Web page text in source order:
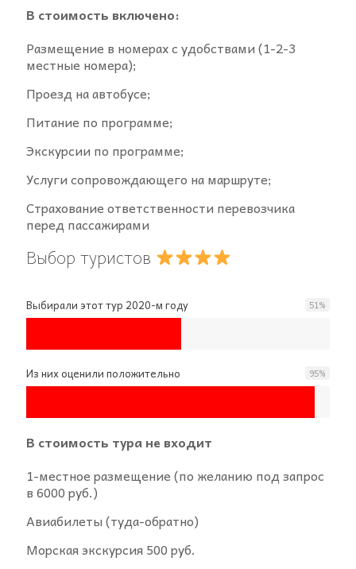
В стоимость включено:
Размещение в номерах с удобствами (1-2-3
местные номера);
Проезд на автобусе;
Питание по программе;
Экскурсии по программе;
Услуги сопровождающего на маршруте;
Страхование ответственности перевозчика
перед пассажирами
Выбор туристов
Выбирали этот тур 2020-м году 51%
Из них оценили положительно 95%
В стоимость тура не входит
1-местное размещение (по желанию под запрос
в 6000 руб.)
Авиабилеты (туда-обратно)
Морская экскурсия 500 руб.